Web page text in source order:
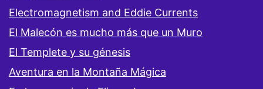
Electromagnetism and Eddie Currents
El Malecón es mucho más que un Muro
El Templete y su génesis
Aventura en la Montaña Mágica